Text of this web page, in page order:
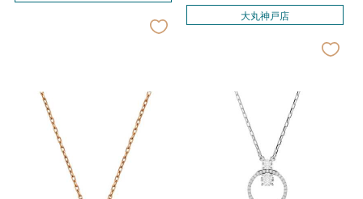
大丸神戸店